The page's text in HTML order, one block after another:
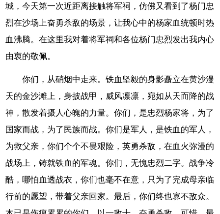
城，今天第一次近距离接触将军祠，仿佛又看到了杨门忠
烈在沙场上奋勇杀敌的场景，让我心中的杨家血统顿时热
血沸腾。在这里我对着将军祠和各位杨门忠烈发出我内心
由衷的敬佩。
你们，从硝烟中走来。铁血坚毅的身影矗立在黄沙漫
天的金沙滩上，身披战甲，威风凛凛，宛如从天而降的战
神，散发着摄人心魄的力量。你们，是忠烈杨家将，为了
国家而战，为了民族而战。你们是军人，是铁血的军人，
为救父亲，你们个个不畏艰险，英勇杀敌，在血火弥漫的
战场上，铸就铁血的军魂。你们，无愧忠烈二字。战争冷
酷，哪怕血透战衣，你们也毫不在意，只为了完成母亲临
行前的愿望，带着父亲回家。最后，你们终也寡不敌众。